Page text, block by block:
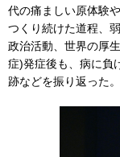
代の痛ましい原体験
つくり続けた道程、
政治活動、世界の厚
症)発症後も、病に負
跡などを振り返った。